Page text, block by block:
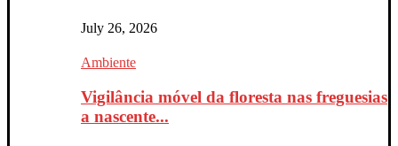
July 26, 2026
Ambiente
Vigilância móvel da floresta nas freguesias
a nascente...